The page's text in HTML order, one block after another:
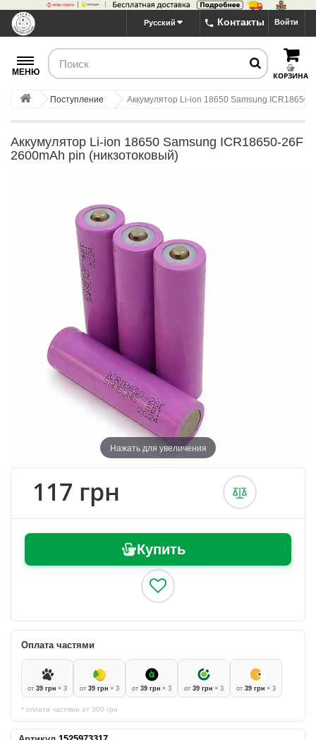
Войти
Контакты
Русский
КОРЗИНА
МЕНЮ
Поступление Аккумулятор Li-ion 18650 Samsung ICR18650-
Аккумулятор Li-ion 18650 Samsung ICR18650-26F
2600mAh pin (никзотоковый)
Нажать для увеличения
117 грн
Купить
Оплата частями
от 39 грн × 3 от 39 грн × 3 от 39 грн × 3 от 39 грн × 3 от 39 грн × 3
* оплата частями от 300 грн